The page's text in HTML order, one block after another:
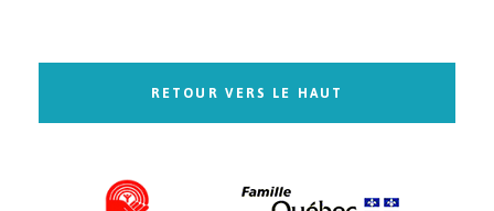
RETOUR VERS LE HAUT